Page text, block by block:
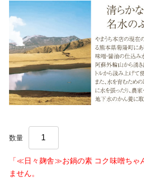
数量
「≪日々麹舎≫お鍋の素 コク味噌ちゃ
ません。